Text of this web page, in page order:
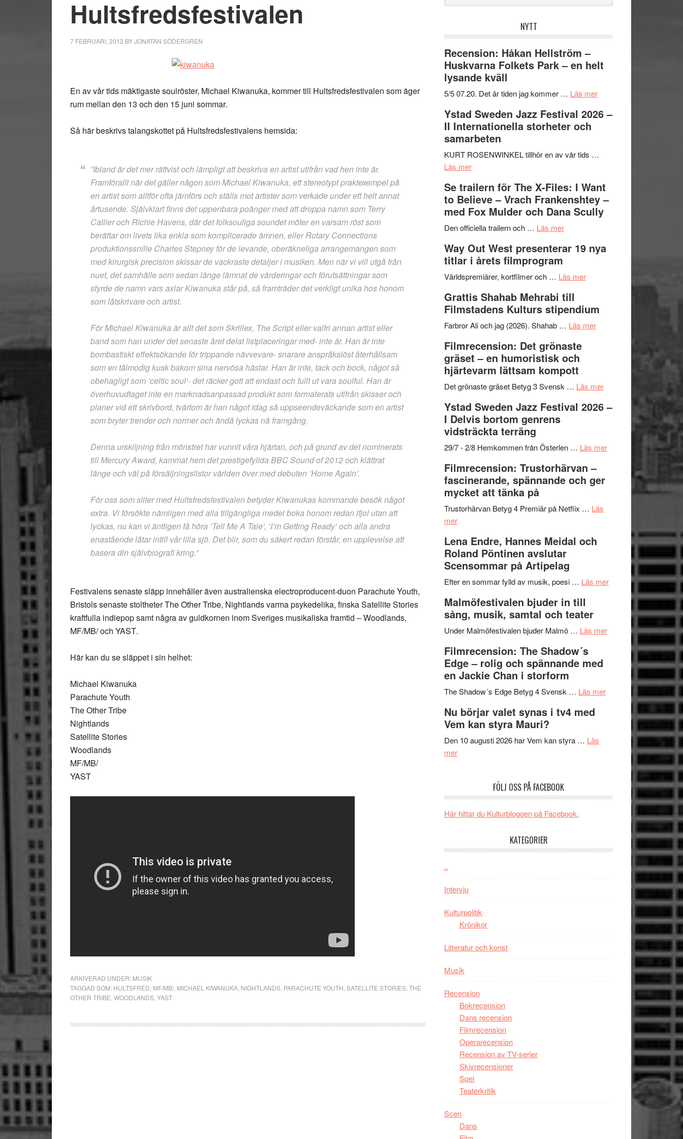
Hultsfredsfestivalen
7 FEBRUARI, 2013 BYJONATAN SÖDERGREN
En av vår tids mäktigaste soulröster, Michael Kiwanuka, kommer till Hultsfredsfestivalen som äger
rum mellan den 13 och den 15 juni sommar.
Så här beskrivs talangskottet på Hultsfredsfestivalens hemsida:
”Ibland är det mer rättvist och lämpligt att beskriva en artist utifrån vad hen inte är.
Framförallt när det gäller någon som Michael Kiwanuka, ett stereotypt praktexempel på
en artist som alltför ofta jämförs och ställs mot artister som verkade under ett helt annat
årtusende. Självklart finns det uppenbara poänger med att droppa namn som Terry
Callier och Richie Havens, där det folksouliga soundet möter en varsam röst som
berättar om livets lika enkla som komplicerade ämnen, eller Rotary Connections
produktionssnille Charles Stepney för de levande, oberäkneliga arrangemangen som
med kirurgisk precision skissar de vackraste detaljer i musiken. Men när vi vill utgå från
nuet, det samhälle som sedan länge lämnat de värderingar och förutsättningar som
styrde de namn vars axlar Kiwanuka står på, så framträder det verkligt unika hos honom
som låtskrivare och artist.
För Michael Kiwanuka är allt det som Skrillex, The Script eller valfri annan artist eller
band som han under det senaste året delat listplaceringar med- inte är. Han är inte
bombastiskt effektsökande för trippande nävvevare- snarare anspråkslöst återhållsam
som en tålmodig kusk bakom sina nervösa hästar. Han är inte, tack och bock, något så
obehagligt som ’celtic soul’- det räcker gott att endast och fullt ut vara soulful. Han är
överhuvudtaget inte en marknadsanpassad produkt som formaterats utifrån skisser och
planer vid ett skrivbord, tvärtom är han något idag så uppseendeväckande som en artist
som bryter trender och normer och ändå lyckas nå framgång.
Denna urskiljning från mönstret har vunnit våra hjärtan, och på grund av det nominerats
till Mercury Award, kammat hem det prestigefyllda BBC Sound of 2012 och klättrat
länge och väl på försäljningslistor världen över med debuten ’Home Again’.
För oss som sliter med Hultsfredsfestivalen betyder Kiwanukas kommande besök något
extra. Vi försökte nämligen med alla tillgängliga medel boka honom redan ifjol utan att
lyckas, nu kan vi äntligen få höra ’Tell Me A Tale’, ’I’m Getting Ready’ och alla andra
enastående låtar intill vår lilla sjö. Det blir, som du säkert redan förstår, en upplevelse att
basera din självbiografi kring.”
Festivalens senaste släpp innehåller även australienska electroproducent-duon Parachute Youth,
Bristols senaste stoltheterThe Other Tribe, Nightlandsvarma psykedelika, finskaSatellite Stories
kraftfulla indiepop samt några av guldkornen inom Sveriges musikaliska framtid –Woodlands,
MF/MB/och YAST.
Här kan du se släppet i sin helhet:
Michael Kiwanuka
Parachute Youth
The Other Tribe
Nightlands
Satellite Stories
Woodlands
MF/MB/
YAST
ARKIVERAD UNDER: MUSIK
TAGGAD SOM: HULTSFRED MF/MB/ MICHAEL KIWANUKA NIGHTLANDS PARACHUTE YOUTH SATELLITE STORIES THE
OTHER TRIBE WOODLANDS YAST
webbplatsen
NYTT
Recension: Håkan Hellström –
Huskvarna Folkets Park – en helt
lysande kväll
5/5 07.20. Det är tiden jag kommer … Läs merom
Håkan
–
en
helt
Ystad Sweden Jazz Festival 2026 –
II Internationella storheter och
samarbeten
KURT ROSENWINKEL tillhör en av vår tids …
Läs merom
Sweden
Jazz
Festival
2026
II
Internationella
storheter
samarbeten
Se trailern för The X-Files: I Want
to Believe – Vrach Frankenshtey –
med Fox Mulder och Dana Scully
Den officiella trailern och … Läs merom
trailern
The
Files:
I
Want
Believe
–
Vrach
Frankenshtey
med
och
Scully
Way Out West presenterar 19 nya
titlar i årets filmprogram
Världspremiärer, kortfilmer och … Läs merom
West
presenterar
årets
Grattis Shahab Mehrabi till
Filmstadens Kulturs stipendium
Farbror Ali och jag (2026). Shahab … Läs merom
Filmstadens
stipendium
Filmrecension: Det grönaste
gräset – en humoristisk och
hjärtevarm lättsam kompott
Det grönaste gräset Betyg 3 Svensk … Läs merom
Filmrecension:
Det
–
humoristisk
och
hjärtevarm
Ystad Sweden Jazz Festival 2026 –
I Delvis bortom genrens
vidsträckta terräng
29/7 - 2/8 Hemkommen från Österlen … Läs merom
Festival
genrens
vidsträckta
Filmrecension: Trustorhärvan –
fascinerande, spännande och ger
mycket att tänka på
Trustorhärvan Betyg 4 Premiär på Netflix … Läs
merom
Trustorhärvan
–
fascinerande,
spännande
ger
mycket
att
på
Lena Endre, Hannes Meidal och
Roland Pöntinen avslutar
Scensommar på Artipelag
Efter en sommar fylld av musik, poesi … Läs merom
Hannes
Roland
Pöntinen
avslutar
Artipelag
Malmöfestivalen bjuder in till
sång, musik, samtal och teater
Under Malmöfestivalen bjuder Malmö … Läs merom
Malmöfestivalen
Filmrecension: The Shadow´s
Edge – rolig och spännande med
en Jackie Chan i storform
The Shadow´s Edge Betyg 4 Svensk … Läs merom
Filmrecension:
Shadow
spännande
Chan
storform
Nu börjar valet synas i tv4 med
Vem kan styra Mauri?
Den 10 augusti 2026 har Vem kan styra … Läs
merom
synas
Vem
Mauri?
FÖLJ OSS PÅ FACEBOOK
Här hittar du Kulturbloggen på Facebook.
KATEGORIER
..
Intervju
Kulturpolitik
Krönikor
Litteratur och konst
Musik
Recension
Bokrecension
Dans recension
Filmrecension
Operarecension
Recension av TV-serier
Skivrecensioner
Spel
Teaterkritik
Scen
Dans